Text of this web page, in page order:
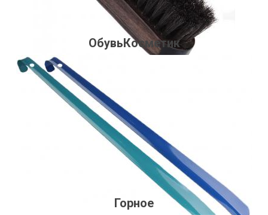
ОбувьКосметик
Горное